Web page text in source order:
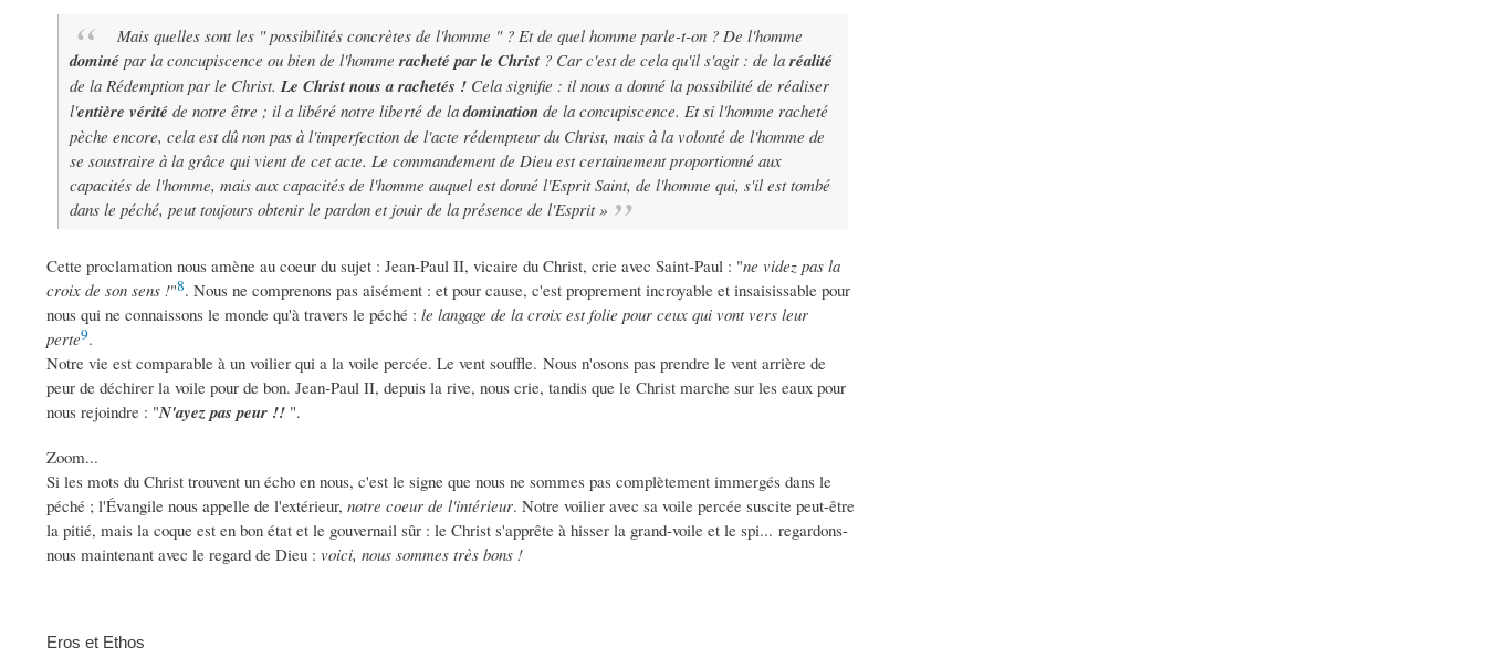
Mais quelles sont les " possibilités concrètes de l'homme " ? Et de quel homme parle-t-on ? De l'homme
dominé par la concupiscence ou bien de l'homme racheté par le Christ ? Car c'est de cela qu'il s'agit : de la réalité
de la Rédemption par le Christ. Le Christ nous a rachetés ! Cela signifie : il nous a donné la possibilité de réaliser
l'entière vérité de notre être ; il a libéré notre liberté de ladomination de la concupiscence. Et si l'homme racheté
pèche encore, cela est dû non pas à l'imperfection de l'acte rédempteur du Christ, mais à la volonté de l'homme de
se soustraire à la grâce qui vient de cet acte. Le commandement de Dieu est certainement proportionné aux
capacités de l'homme, mais aux capacités de l'homme auquel est donné l'Esprit Saint, de l'homme qui, s'il est tombé
dans le péché, peut toujours obtenir le pardon et jouir de la présence de l'Esprit »
Cette proclamation nous amène au coeur du sujet : Jean-Paul II, vicaire du Christ, crie avec Saint-Paul : "ne videz pas la
croix de son sens !"8. Nous ne comprenons pas aisément : et pour cause, c'est proprement incroyable et insaisissable pour
nous qui ne connaissons le monde qu'à travers le péché : le langage de la croix est folie pour ceux qui vont vers leur
perte9.
Notre vie est comparable à un voilier qui a la voile percée. Le vent souffle. Nous n'osons pas prendre le vent arrière de
peur de déchirer la voile pour de bon. Jean-Paul II, depuis la rive, nous crie, tandis que le Christ marche sur les eaux pour
nous rejoindre : "N'ayez pas peur !! ".
Zoom...
Si les mots du Christ trouvent un écho en nous, c'est le signe que nous ne sommes pas complètement immergés dans le
péché ; l'Évangile nous appelle de l'extérieur, notre coeur de l'intérieur. Notre voilier avec sa voile percée suscite peut-être
la pitié, mais la coque est en bon état et le gouvernail sûr : le Christ s'apprête à hisser la grand-voile et le spi... regardons-
nous maintenant avec le regard de Dieu : voici, nous sommes très bons !
Eros et Ethos